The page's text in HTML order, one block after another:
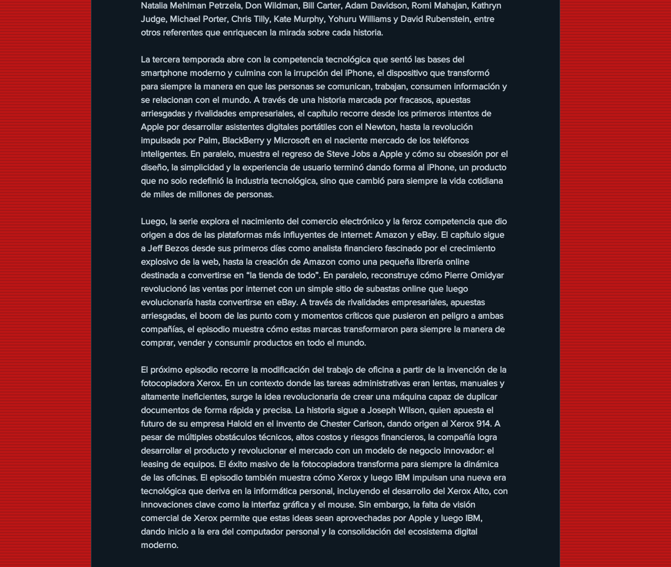
Natalia Mehlman Petrzela, Don Wildman, Bill Carter, Adam Davidson, Romi Mahajan, Kathryn
Judge, Michael Porter, Chris Tilly, Kate Murphy, Yohuru Williams y David Rubenstein, entre
otros referentes que enriquecen la mirada sobre cada historia.
La tercera temporada abre con la competencia tecnológica que sentó las bases del
smartphone moderno y culmina con la irrupción del iPhone, el dispositivo que transformó
para siempre la manera en que las personas se comunican, trabajan, consumen información y
se relacionan con el mundo. A través de una historia marcada por fracasos, apuestas
arriesgadas y rivalidades empresariales, el capítulo recorre desde los primeros intentos de
Apple por desarrollar asistentes digitales portátiles con el Newton, hasta la revolución
impulsada por Palm, BlackBerry y Microsoft en el naciente mercado de los teléfonos
inteligentes. En paralelo, muestra el regreso de Steve Jobs a Apple y cómo su obsesión por el
diseño, la simplicidad y la experiencia de usuario terminó dando forma al iPhone, un producto
que no solo redefinió la industria tecnológica, sino que cambió para siempre la vida cotidiana
de miles de millones de personas.
Luego, la serie explora el nacimiento del comercio electrónico y la feroz competencia que dio
origen a dos de las plataformas más influyentes de internet: Amazon y eBay. El capítulo sigue
a Jeff Bezos desde sus primeros días como analista financiero fascinado por el crecimiento
explosivo de la web, hasta la creación de Amazon como una pequeña librería online
destinada a convertirse en “la tienda de todo”. En paralelo, reconstruye cómo Pierre Omidyar
revolucionó las ventas por internet con un simple sitio de subastas online que luego
evolucionaría hasta convertirse en eBay. A través de rivalidades empresariales, apuestas
arriesgadas, el boom de las punto com y momentos críticos que pusieron en peligro a ambas
compañías, el episodio muestra cómo estas marcas transformaron para siempre la manera de
comprar, vender y consumir productos en todo el mundo.
El próximo episodio recorre la modificación del trabajo de oficina a partir de la invención de la
fotocopiadora Xerox. En un contexto donde las tareas administrativas eran lentas, manuales y
altamente ineficientes, surge la idea revolucionaria de crear una máquina capaz de duplicar
documentos de forma rápida y precisa. La historia sigue a Joseph Wilson, quien apuesta el
futuro de su empresa Haloid en el invento de Chester Carlson, dando origen al Xerox 914. A
pesar de múltiples obstáculos técnicos, altos costos y riesgos financieros, la compañía logra
desarrollar el producto y revolucionar el mercado con un modelo de negocio innovador: el
leasing de equipos. El éxito masivo de la fotocopiadora transforma para siempre la dinámica
de las oficinas. El episodio también muestra cómo Xerox y luego IBM impulsan una nueva era
tecnológica que deriva en la informática personal, incluyendo el desarrollo del Xerox Alto, con
innovaciones clave como la interfaz gráfica y el mouse. Sin embargo, la falta de visión
comercial de Xerox permite que estas ideas sean aprovechadas por Apple y luego IBM,
dando inicio a la era del computador personal y la consolidación del ecosistema digital
moderno.